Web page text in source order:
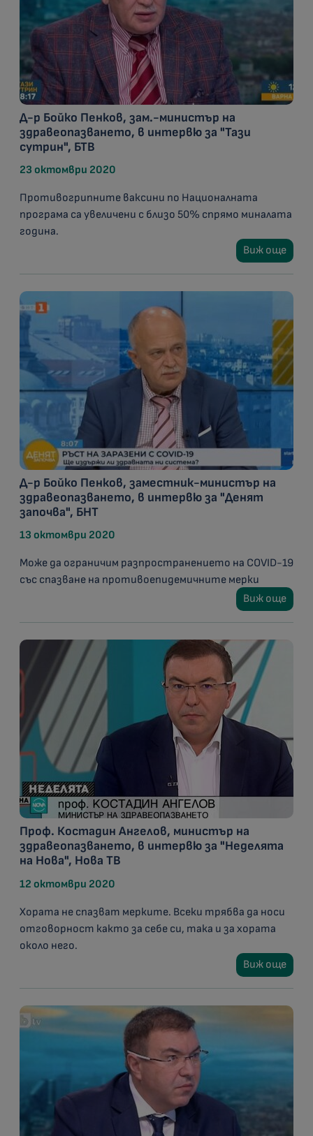
Д-р Бойко Пенков, зам.-министър на
здравеопазването, в интервю за "Тази
сутрин", БТВ
23 октомври 2020
Противогрипните ваксини по Националната
програма са увеличени с близо 50% спрямо миналата
година.
Виж още
Д-р Бойко Пенков, заместник-министър на
здравеопазването, в интервю за "Денят
започва", БНТ
13 октомври 2020
Може да ограничим разпространението на COVID-19
със спазване на противоепидемичните мерки
Виж още
Проф. Костадин Ангелов, министър на
здравеопазването, в интервю за "Неделята
на Нова", Нова ТВ
12 октомври 2020
Хората не спазват мерките. Всеки трябва да носи
отговорност както за себе си, така и за хората
около него.
Виж още